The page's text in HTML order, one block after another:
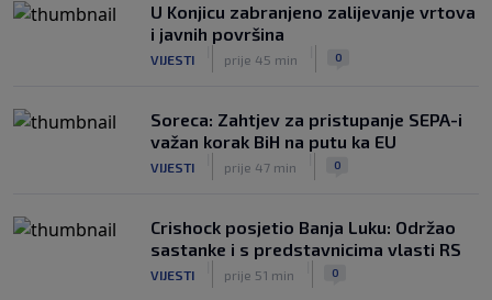
U Konjicu zabranjeno zalijevanje vrtova
i javnih površina
VIJESTI prije 45 min 0
Soreca: Zahtjev za pristupanje SEPA-i
važan korak BiH na putu ka EU
VIJESTI prije 47 min 0
Crishock posjetio Banja Luku: Održao
sastanke i s predstavnicima vlasti RS
VIJESTI prije 51 min 0